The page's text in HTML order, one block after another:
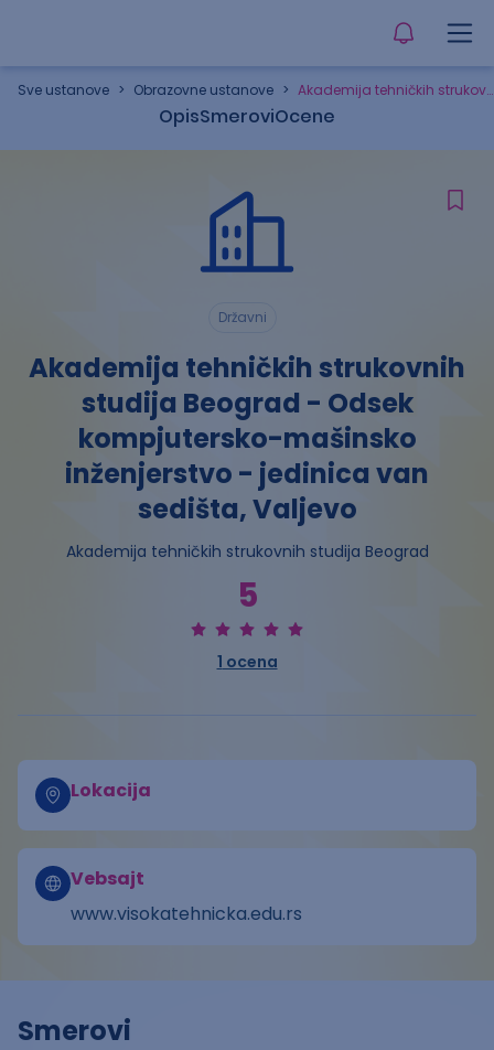
Sve ustanove > Obrazovne ustanove > Akademija tehničkih strukovnih studija Beograd - Odsek kompjutersko-mašinsko inženjerstvo - jedinica van sedišta, Valjevo
OpisSmeroviOcene
Državni
Akademija tehničkih strukovnih
studija Beograd - Odsek
kompjutersko-mašinsko
inženjerstvo - jedinica van
sedišta, Valjevo
Akademija tehničkih strukovnih studija Beograd
5
1 ocena
Lokacija
Vebsajt
www.visokatehnicka.edu.rs
Smerovi